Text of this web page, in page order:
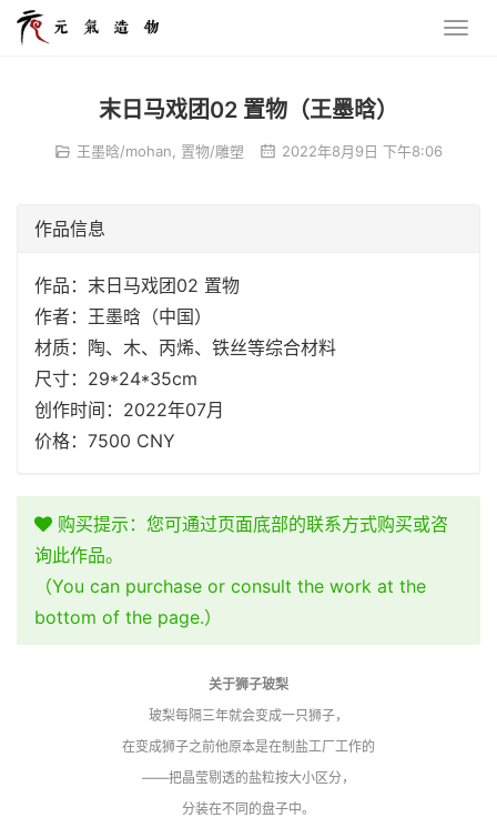
末日马戏团02 置物（王墨晗）
王墨晗/mohan 置物/雕塑 2022年8月9日 下午8:06
作品信息
作品：末日马戏团02 置物
作者：王墨晗（中国）
材质：陶、木、丙烯、铁丝等综合材料
尺寸：29*24*35cm
创作时间：2022年07月
价格：7500 CNY
购买提示：您可通过页面底部的联系方式购买或咨
询此作品。
（You can purchase or consult the work at the
bottom of the page.）
关于狮子玻梨
玻梨每隔三年就会变成一只狮子，
在变成狮子之前他原本是在制盐工厂工作的
——把晶莹剔透的盐粒按大小区分，
分装在不同的盘子中。